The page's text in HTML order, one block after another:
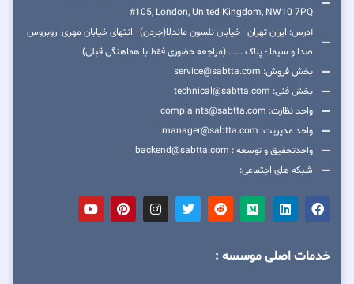
#105, London, United Kingdom, NW10 7PQ
آدرس: ایران-تهران - خیابان نلسون ماندلا(جردن) - انتهای خیابان مهری- روبروس
صدا و سیما - پلاک ...... (مراجعه حضوری فقط با هماهنگی قبلی)
بخش فروش: service@sabtta.com
بخش فنی: technical@sabtta.com
واحد نظارت: complaints@sabtta.com
واحد مدیریت: manager@sabtta.com
واحدتحقیق و توسعه : backend@sabtta.com
شبکه های اجتماعی:
خدمات اصلی موسسه :